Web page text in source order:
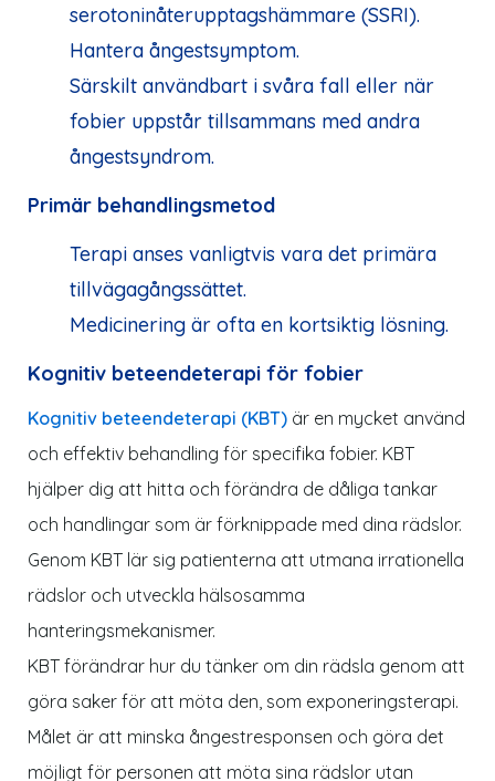
serotoninåterupptagshämmare (SSRI).
Hantera ångestsymptom.
Särskilt användbart i svåra fall eller när
fobier uppstår tillsammans med andra
ångestsyndrom.
Primär behandlingsmetod
Terapi anses vanligtvis vara det primära
tillvägagångssättet.
Medicinering är ofta en kortsiktig lösning.
Kognitiv beteendeterapi för fobier
Kognitiv beteendeterapi (KBT) är en mycket använd
och effektiv behandling för specifika fobier. KBT
hjälper dig att hitta och förändra de dåliga tankar
och handlingar som är förknippade med dina rädslor.
Genom KBT lär sig patienterna att utmana irrationella
rädslor och utveckla hälsosamma
hanteringsmekanismer.
KBT förändrar hur du tänker om din rädsla genom att
göra saker för att möta den, som exponeringsterapi.
Målet är att minska ångestresponsen och göra det
möjligt för personen att möta sina rädslor utan